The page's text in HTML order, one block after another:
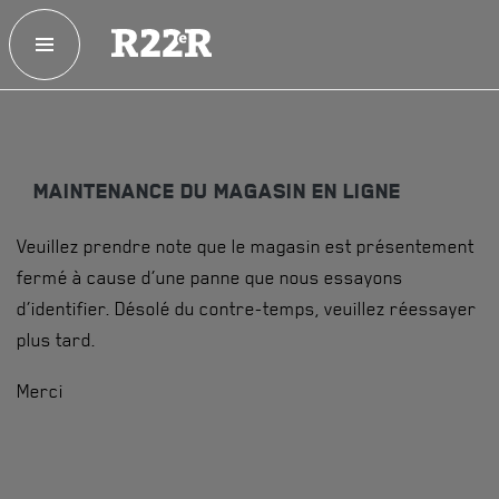
ESPACE MEMBRE
NOTREHISTOIRE
CRÉATION DU RÉGIMENT
DISTINCTIONS HONORIFIQUES
PATRIMOINE
MAINTENANCE DU MAGASIN EN LIGNE
Veuillez prendre note que le magasin est présentement
fermé à cause d’une panne que nous essayons
d’identifier. Désolé du contre-temps, veuillez réessayer
plus tard.
Merci